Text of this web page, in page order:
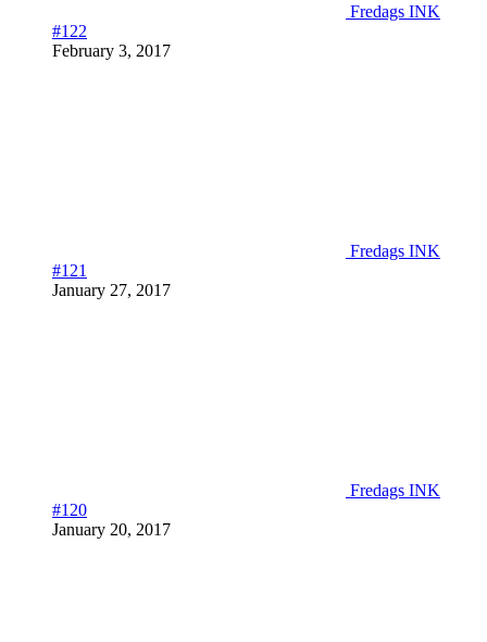
Fredags INK
#122
February 3, 2017
Fredags INK
#121
January 27, 2017
Fredags INK
#120
January 20, 2017